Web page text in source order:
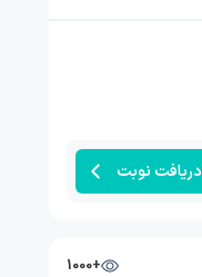
دریافت نوبت
+1000